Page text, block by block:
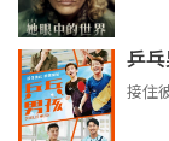
乒
接住